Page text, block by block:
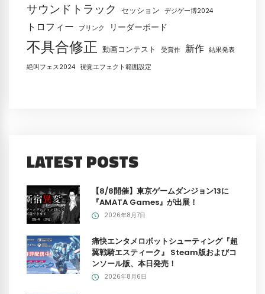
サウンドトラック セッション デジゲー博2024
トロフィー ブリンク リーダーボード
不具合修正 動画コンテスト 受賞作 新作 結果発表
絶叫フェス2024 視覚エフェクト範囲設定
LATEST POSTS
【8/8開催】東京ゲームダンジョン13に
『AMATA Games』が出展！
2026年8月7日
痛快エンタメロボットシューティング『超
翼戦騎エスティーク』 Steam版およびコ
ンソール版、本日発売！
2026年8月6日